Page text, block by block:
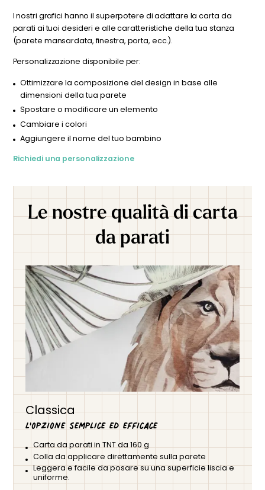
I nostri grafici hanno il superpotere di adattare la carta da
parati ai tuoi desideri e alle caratteristiche della tua stanza
(parete mansardata, finestra, porta, ecc.).
Personalizzazione disponibile per:
Ottimizzare la composizione del design in base alle
dimensioni della tua parete
Spostare o modificare un elemento
Cambiare i colori
Aggiungere il nome del tuo bambino
Richiedi una personalizzazione
Le nostre qualità di carta
da parati
Classica
L'opzione semplice ed efficace
Carta da parati in TNT da 160 g
Colla da applicare direttamente sulla parete
Leggera e facile da posare su una superficie liscia e
uniforme.